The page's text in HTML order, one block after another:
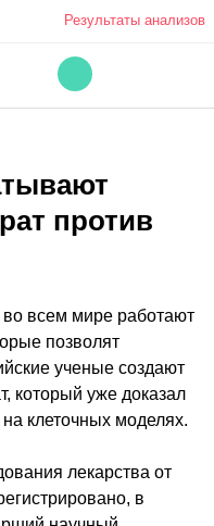
Результаты анализов
против
всем мире работают
позволят
ученые создают
который уже доказал
клеточных моделях.
лекарства от
в